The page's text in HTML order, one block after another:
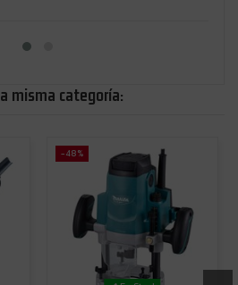
misma categoría:
-48%